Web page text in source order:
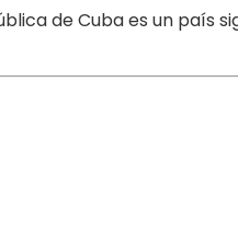
de Cuba es un